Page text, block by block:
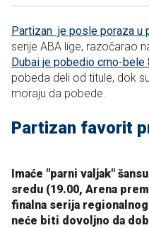
Partizan je posle poraza u
serije ABA lige, razočarao
Dubai je pobedio crno-bele
pobeda deli od titule, dok
moraju da pobede.
Partizan favorit
Imaće "parni valjak"
sredu (19.00, Arena
finalna serija
neće biti dovoljno da